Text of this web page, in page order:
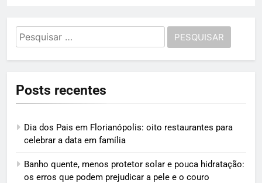
Pesquisar
por:
Posts recentes
Dia dos Pais em Florianópolis: oito restaurantes para
celebrar a data em família
Banho quente, menos protetor solar e pouca hidratação:
os erros que podem prejudicar a pele e o couro